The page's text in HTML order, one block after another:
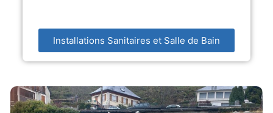
Installations Sanitaires et Salle de Bain​